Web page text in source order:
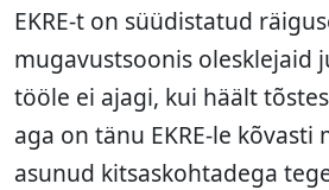
EKRE-t on süüdistatud
mugavustsoonis olesklejaid
tööle ei ajagi, kui häält
aga on tänu EKRE-le
asunud kitsaskohtadega